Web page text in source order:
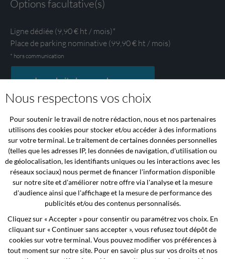
Options facultative(s)
Ligne dédiée (9,90 € ht / mois)*
Place de parking nominative (99,90 € ht / mois)
* hors communication
Je souhaite louer un bureau
Louer un bureau, un local commercial ou un
cabinet à Bezannes
Vous cherchez à louer un bureau, un local ou un cabinet à
Bezannes, proche de Reims et de la gare TGV Champagne-
Ardenne ? Notre centre d'affaires vous propose des
solutions flexibles de location d'espaces, idéales pour les
professionnels à la recherche d’un lieu de travail calme,
moderne et accessible.
Nous proposons des bureaux privatifs et locaux
commerciaux de 17 à 45 m², tout équipés, avec accès
Nous respectons vos choix
Pour soutenir le travail de notre rédaction, nous et nos partenaires
utilisons des cookies pour stocker et/ou accéder à des informations
sur votre terminal. Le traitement de certaines données personnelles
(telles que les adresses IP, les données de navigation, d'utilisation ou
de géolocalisation, les identifiants uniques ou les interactions avec les
réseaux sociaux) nous permet de financer l'information disponible
sur notre site et d'améliorer notre offre via l'analyse et la mesure
d'audience ainsi que l'affichage et la mesure de performance des
publicités et/ou des contenus personnalisés.
Cliquez sur « Accepter » pour consentir ou paramétrez vos choix. En
cliquant sur « Continuer sans accepter », vous refusez tout dépôt de
cookies sur votre terminal. Vous pouvez modifier vos préférences à
tout moment sur notre site. Pour en savoir plus sur vos droits et nos